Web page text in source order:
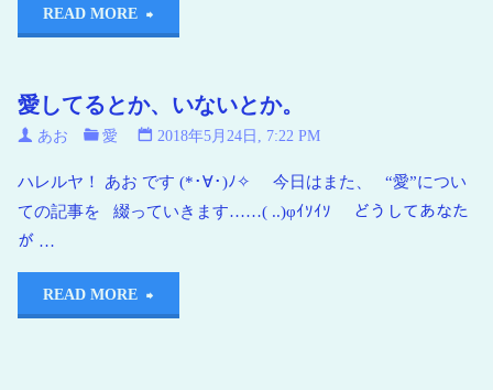
READ MORE
愛してるとか、いないとか。
あお 愛 2018年5月24日, 7:22 PM
ハレルヤ！ あお です (*･∀･)ﾉ✧ 今日はまた、 “愛”につい
ての記事を 綴っていきます……( ..)φｲｿｲｿ どうしてあなた
が …
READ MORE